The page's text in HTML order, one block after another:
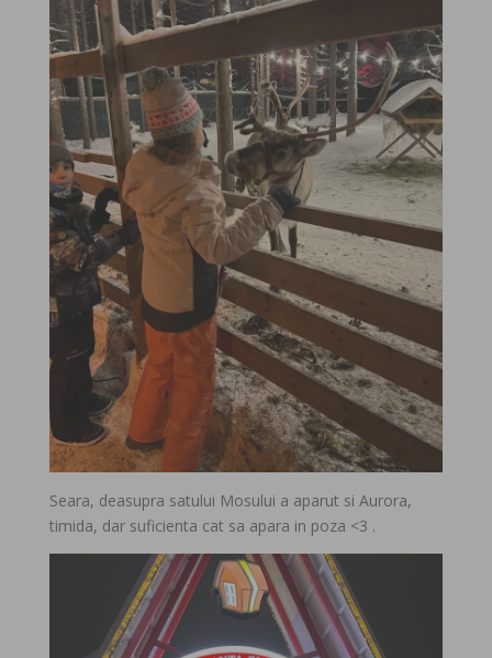
Seara, deasupra satului Mosului a aparut si Aurora,
timida, dar suficienta cat sa apara in poza <3 .